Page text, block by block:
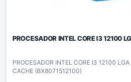
PROCESADOR INTEL CORE I3 12100
PROCESADOR INTEL CORE I3 12100
CACHE (BX8071512100)